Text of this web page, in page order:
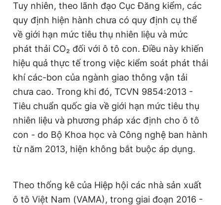
Tuy nhiên, theo lãnh đạo Cục Đăng kiểm, các
quy định hiện hành chưa có quy định cụ thể
về giới hạn mức tiêu thụ nhiên liệu và mức
phát thải CO₂ đối với ô tô con. Điều này khiến
hiệu quả thực tế trong việc kiểm soát phát thải
khí các-bon của ngành giao thông vận tải
chưa cao. Trong khi đó, TCVN 9854:2013 -
Tiêu chuẩn quốc gia về giới hạn mức tiêu thụ
nhiên liệu và phương pháp xác định cho ô tô
con - do Bộ Khoa học và Công nghệ ban hành
từ năm 2013, hiện không bắt buộc áp dụng.
Theo thống kê của Hiệp hội các nhà sản xuất
ô tô Việt Nam (VAMA), trong giai đoạn 2016 -